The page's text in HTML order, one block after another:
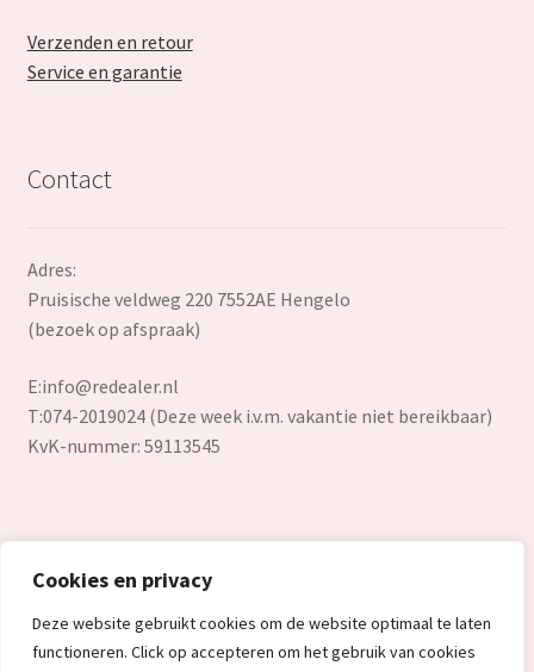
Cookies en privacy
Deze website gebruikt cookies om de website optimaal te laten
functioneren. Click op accepteren om het gebruik van cookies
Verzenden en retour
Service en garantie
Contact
Adres:
Pruisische veldweg 220 7552AE Hengelo
(bezoek op afspraak)
E:info@redealer.nl
T:074-2019024 (Deze week i.v.m. vakantie niet bereikbaar)
KvK-nummer: 59113545
© Redealer.nl | Gecontroleerde retourproducten en nieuwe
overstockproducten tegen een onverslaanbare lage prijs.
2026